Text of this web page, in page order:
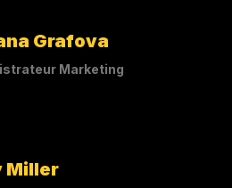
Grafova
Marketing
Miller